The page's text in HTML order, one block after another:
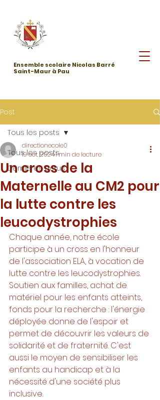
Ensemble scolaire Nicolas Barré
Saint-Maur à Pau
Post
Tous les posts
Dernières actus
Tous les posts
Un cross de la
Maternelle au CM2 pour
la lutte contre les
leucodystrophies
directionecole0
19 oct. 20241 min de lecture
Chaque année, notre école
participe à un cross en l'honneur
de l'association ELA, à vocation de
lutte contre les leucodystrophies.
Soutien aux familles, achat de
matériel pour les enfants atteints,
fonds pour la recherche : l'énergie
déployée donne de l'espoir et
permet de découvrir les valeurs de
solidarité et de fraternité. C'est
aussi le moyen de sensibiliser les
enfants au handicap et à la
nécessité d'une société plus
inclusive.